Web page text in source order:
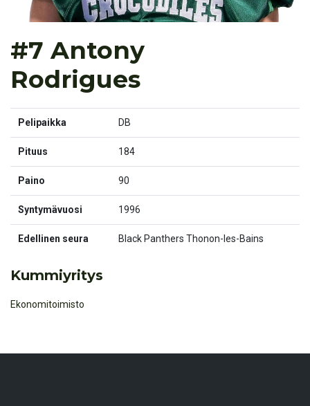
#7 Antony
Rodrigues
Pelipaikka DB
Pituus 184
Paino 90
Syntymävuosi 1996
Edellinen seura Black Panthers Thonon-les-Bains
Kummiyritys
Ekonomitoimisto